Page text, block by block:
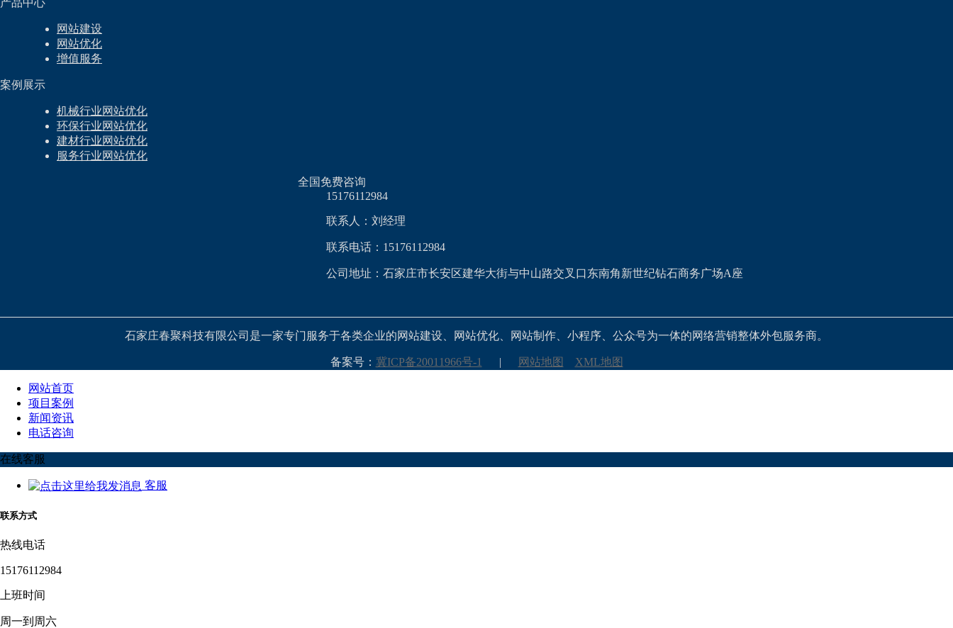
网站建设
网站优化
增值服务
案例展示
机械行业网站优化
环保行业网站优化
建材行业网站优化
服务行业网站优化
全国免费咨询
15176112984
联系人：刘经理
联系电话：15176112984
公司地址：石家庄市长安区建华大街与中山路交叉口东南角新世纪钻石商务广场A座
石家庄春聚科技有限公司是一家专门服务于各类企业的网站建设、网站优化、网站制作、小程序、公众号为一体的网络营销整体外包服务商。
备案号： 冀ICP备20011966号-1 | 网站地图 XML地图
网站首页
项目案例
新闻资讯
电话咨询
在线客服
客服
联系方式
热线电话
15176112984
上班时间
周一到周六